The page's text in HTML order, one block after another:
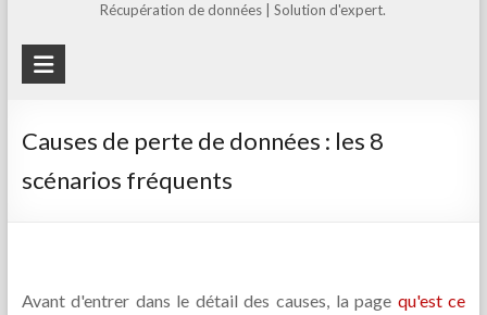
Récupération de données | Solution d'expert.
Causes de perte de données : les 8
scénarios fréquents
Avant d'entrer dans le détail des causes, la page qu'est ce